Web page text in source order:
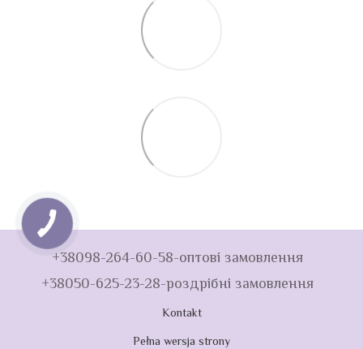
+38098-264-60-58-оптові замовлення
+38050-625-23-28-роздрібні замовлення
Kontakt
Pełna wersja strony